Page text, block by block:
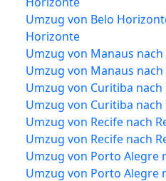
Umzug von Belo
Horizonte
Umzug von Manaus
Umzug von Manaus
Umzug von Curitiba nach
Umzug von Curitiba nach
Umzug von Recife nach
Umzug von Recife nach
Umzug von Porto Alegre
Umzug von Porto Alegre